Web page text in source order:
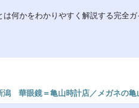
は何かをわかりやすく解説する完全ガ
潟 華眼鏡＝亀山時計店／メガネの亀